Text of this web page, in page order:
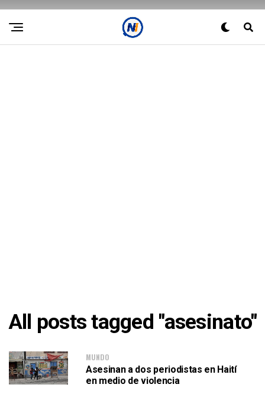
All posts tagged "asesinato"
MUNDO
Asesinan a dos periodistas en Haití
en medio de violencia